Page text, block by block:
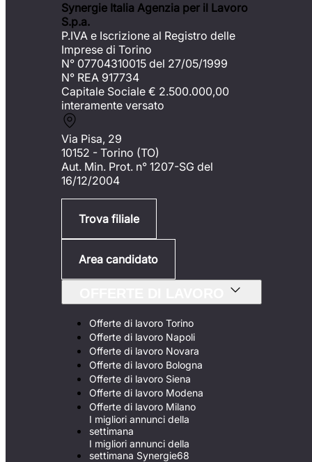
Synergie Italia Agenzia per il Lavoro
S.p.a.
P.IVA e Iscrizione al Registro delle
Imprese di Torino
N° 07704310015 del 27/05/1999
N° REA 917734
Capitale Sociale € 2.500.000,00
interamente versato
Via Pisa, 29
10152 - Torino (TO)
Aut. Min. Prot. n° 1207-SG del
16/12/2004
Trova filiale
Area candidato
Offerte di lavoro Torino
Offerte di lavoro Napoli
Offerte di lavoro Novara
Offerte di lavoro Bologna
Offerte di lavoro Siena
Offerte di lavoro Modena
Offerte di lavoro Milano
I migliori annunci della
settimana
I migliori annunci della
settimana Synergie68